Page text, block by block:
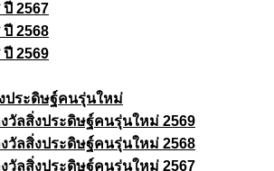
2567
2568
2569
ประดิษฐ์คนรุ่นใหม่
วัลสิ่งประดิษฐ์คนรุ่นใหม่ 2569
วัลสิ่งประดิษฐ์คนรุ่นใหม่ 2568
วัลสิ่งประดิษฐ์คนรุ่นใหม่ 2567